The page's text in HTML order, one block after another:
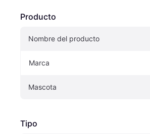
Producto
Nombre del producto
Marca
Mascota
Tipo